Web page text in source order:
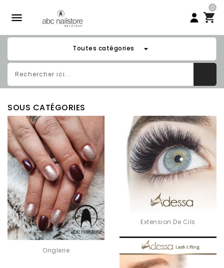

0
Toutes catégories arrow_drop_down
SOUS CATÉGORIES
Onglerie
Extension De Cils